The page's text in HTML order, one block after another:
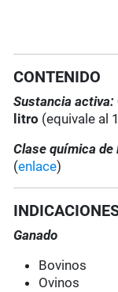
CONTENIDO
Sustancia activa:
litro (equivale al
Clase química
(enlace)
Ganado
Bovinos
Ovinos